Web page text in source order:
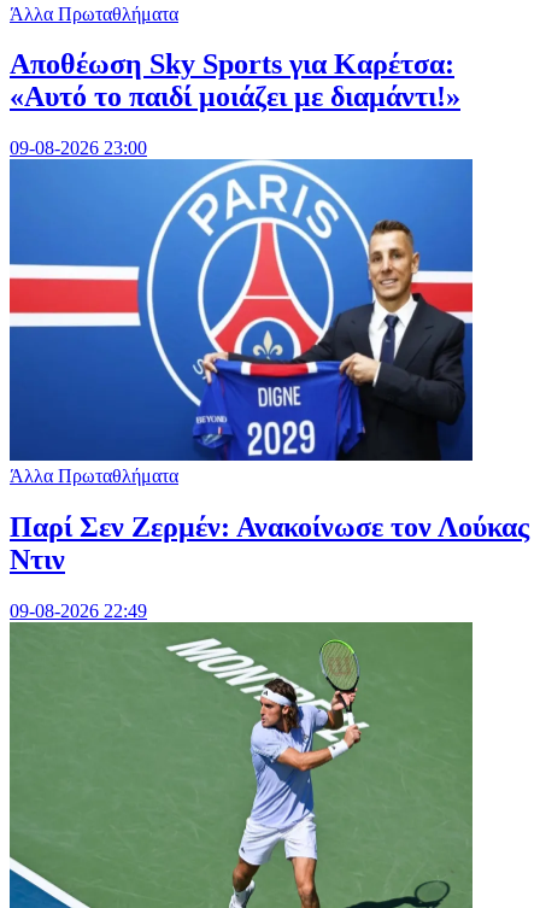
Άλλα Πρωταθλήματα
Αποθέωση Sky Sports για Καρέτσα:
«Αυτό το παιδί μοιάζει με διαμάντι!»
09-08-2026 23:00
Άλλα Πρωταθλήματα
Παρί Σεν Ζερμέν: Ανακοίνωσε τον Λούκας
Ντιν
09-08-2026 22:49